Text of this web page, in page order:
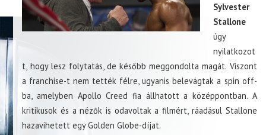
Sylvester
Stallone
úgy
nyilatkozot
t, hogy lesz folytatás, de később meggondolta magát. Viszont
a franchise-t nem tették félre, ugyanis belevágtak a spin off-
ba, amelyben Apollo Creed fia állhatott a középpontban. A
kritikusok és a nézők is odavoltak a filmért, ráadásul Stallone
hazavihetett egy Golden Globe-díjat.